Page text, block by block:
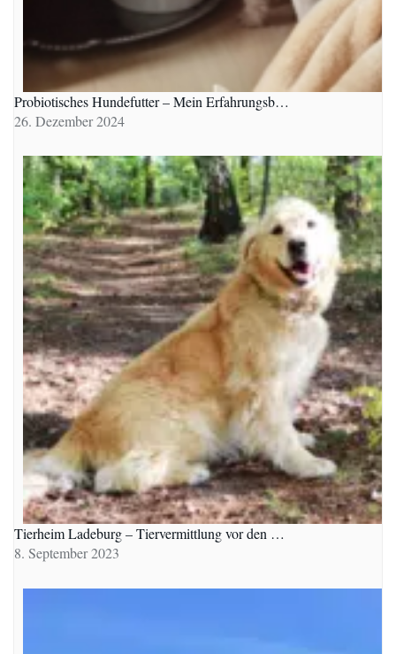
Probiotisches Hundefutter – Mein Erfahrungsb…
26. Dezember 2024
Tierheim Ladeburg – Tiervermittlung vor den …
8. September 2023